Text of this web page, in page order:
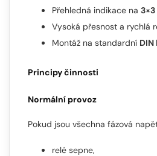
Přehledná indikace na
Vysoká přesnost a rychlá
Montáž na standardní
Principy činnosti
Normální provoz
Pokud jsou všechna fázová
relé sepne,